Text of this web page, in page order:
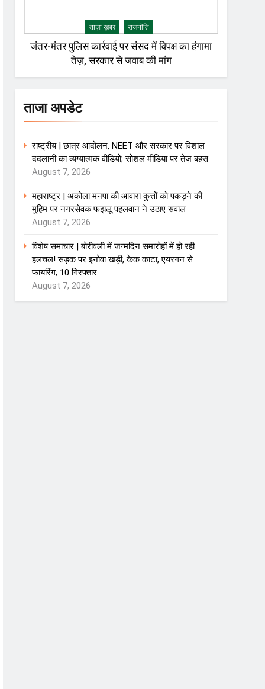
ताज़ा ख़बर राजनीति
जंतर-मंतर पुलिस कार्रवाई पर संसद में विपक्ष का हंगामा
तेज़, सरकार से जवाब की मांग
ताजा अपडेट
राष्ट्रीय | छात्र आंदोलन, NEET और सरकार पर विशाल
ददलानी का व्यंग्यात्मक वीडियो; सोशल मीडिया पर तेज़ बहस
August 7, 2026
महाराष्ट्र | अकोला मनपा की आवारा कुत्तों को पकड़ने की
मुहिम पर नगरसेवक फझलू पहलवान ने उठाए सवाल
August 7, 2026
विशेष समाचार | बोरीवली में जन्मदिन समारोहों में हो रही
हलचल! सड़क पर इनोवा खड़ी, केक काटा, एयरगन से
फायरिंग; 10 गिरफ्तार
August 7, 2026